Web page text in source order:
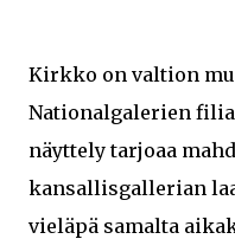
Kirkko on valtion
Nationalgalerien
näyttely tarjoaa
kansallisgallerian
vieläpä samalta